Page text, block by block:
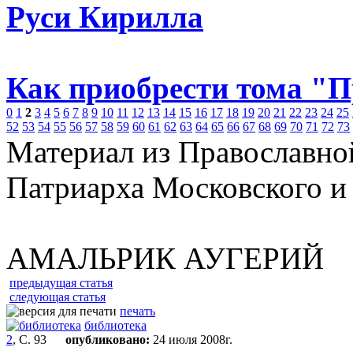
Руси Кирилла
Как приобрести тома
0 1 2 3 4 5 6 7 8 9 10 11 12 13 14 15 16 17 18 19 20 21 22 23 24 25
52 53 54 55 56 57 58 59 60 61 62 63 64 65 66 67 68 69 70 71 72 73
Материал из
Патриарха Московского
АМАЛЬРИК АУГЕРИЙ
предыдущая статья
следующая статья
печать
библиотека
2, С. 93 опубликовано: 24 июля 2008г.